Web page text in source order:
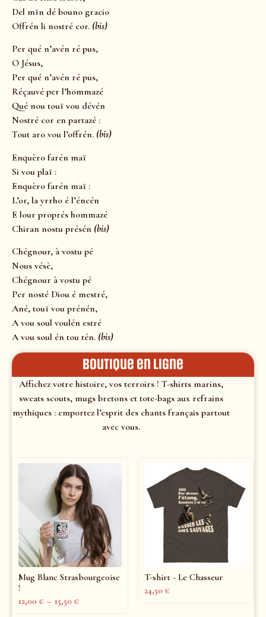
Del mïn dé bouno gracio
Offrén li nostré cor. (bis)
Per qué n’avén ré pus,
O Jésus,
Per qué n’avén ré pus,
Réçauvé per l’hommazé
Qué nou touï vou dévén
Nostré cor en partazé :
Tout aro vou l’offrén. (bis)
Enquèro farén maï
Si vou plaï :
Enquèro farén maï :
L’or, la yrrho é l’éncén
E lour proprés hommazé
Chiran nostu présén (bis)
Chégnour, à vostu pé
Nous vésè,
Chégnour à vostu pé
Per nosté Diou é mestré,
Ané, touï vou prénén,
A vou soul voulén estré
A vou soul én tou tén. (bis)
Boutique en ligne
Affichez votre histoire, vos terroirs ! T-shirts marins,
sweats scouts, mugs bretons et tote-bags aux refrains
mythiques : emportez l’esprit des chants français partout
avec vous.
Mug Blanc Strasbourgeoise
!
12,00 € – 15,50 €
T-shirt - Le Chasseur
24,50 €